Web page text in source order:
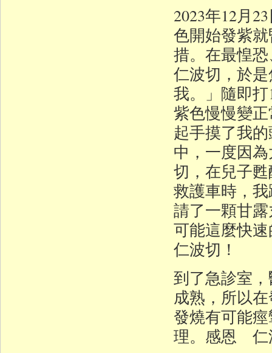
2023年12月
色開始發紫
措。在最惶
仁波切，於
我。」隨即
紫色慢慢變
起手摸了我
中，一度因
切，在兒子
救護車時，
請了一顆甘
可能這麼快
仁波切！
到了急診室
成熟，所以
發燒有可能
理。感恩 仁